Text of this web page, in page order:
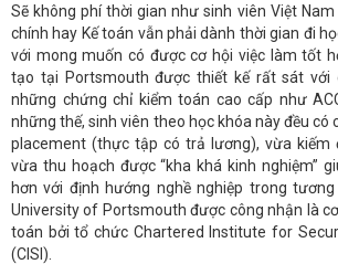
Sẽ không phí thời gian như sinh viên Việt
chính hay Kế toán vẫn phải dành thời gian đi
với mong muốn có được cơ hội việc làm tốt
tạo tại Portsmouth được thiết kế rất sát với
những chứng chỉ kiểm toán cao cấp như
những thế, sinh viên theo học khóa này đều có
placement (thực tập có trả lương), vừa kiếm
vừa thu hoạch được “kha khá kinh nghiệm”
hơn với định hướng nghề nghiệp trong
University of Portsmouth được công nhận là
toán bởi tổ chức Chartered Institute for
(CISI).